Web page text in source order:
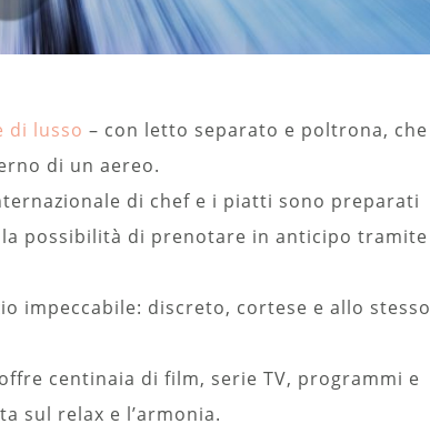
di lusso – con letto separato e poltrona, che
di un aereo.
di chef e i piatti sono preparati
possibilità di prenotare in anticipo tramite
impeccabile: discreto, cortese e allo stesso
centinaia di film, serie TV, programmi e
sul relax e l’armonia.